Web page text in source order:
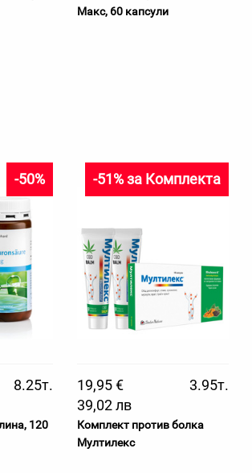
Макс, 60 капсули
-50%
8.25т.
120
-51% за Комплекта
19,95 €
3.95т.
39,02 лв
Комплект против болка
Мултилекс